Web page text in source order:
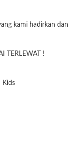
kami hadirkan dan
TERLEWAT !
Kids